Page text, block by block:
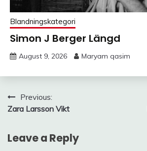
Blandningskategori
Simon J Berger Längd
August 9, 2026 Maryam qasim
Post
navigation
Previous:
Zara Larsson Vikt
Leave a Reply